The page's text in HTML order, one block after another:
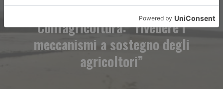
Eventi calamitosi,
Confagricoltura: “rivedere i
meccanismi a sostegno degli
agricoltori”